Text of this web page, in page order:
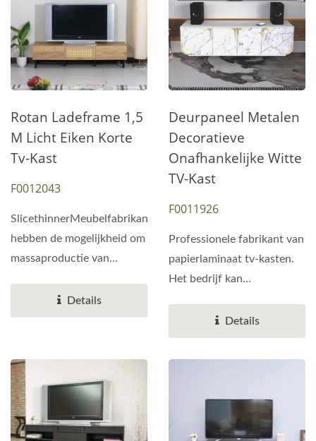
Rotan Ladeframe 1,5
M Licht Eiken Korte
Tv-Kast
F0012043
SlicethinnerMeubelfabrikanten
hebben de mogelijkheid om
massaproductie van
Details
Deurpaneel Metalen
Decoratieve
Onafhankelijke Witte
TV-Kast
F0011926
Professionele fabrikant van
papierlaminaat tv-kasten.
Het bedrijf kan
verwerken...Details